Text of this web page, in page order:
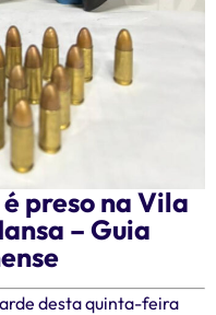
preso na Vila
– Guia
desta quinta-feira